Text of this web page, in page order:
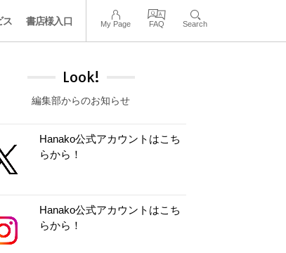
ス 書店様入口 My Page FAQ Search
Look!
編集部からのお知らせ
Hanako公式アカウントはこち
らから！
Hanako公式アカウントはこち
らから！